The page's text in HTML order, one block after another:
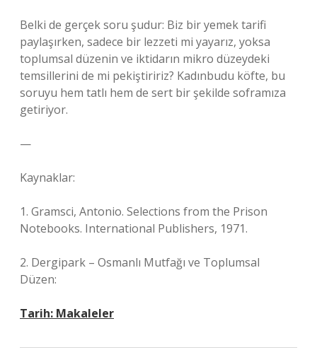
Belki de gerçek soru şudur: Biz bir yemek tarifi
paylaşırken, sadece bir lezzeti mi yayarız, yoksa
toplumsal düzenin ve iktidarın mikro düzeydeki
temsillerini de mi pekiştiririz? Kadınbudu köfte, bu
soruyu hem tatlı hem de sert bir şekilde soframıza
getiriyor.
—
Kaynaklar:
1. Gramsci, Antonio. Selections from the Prison
Notebooks. International Publishers, 1971.
2. Dergipark – Osmanlı Mutfağı ve Toplumsal
Düzen:
Tarih: Makaleler